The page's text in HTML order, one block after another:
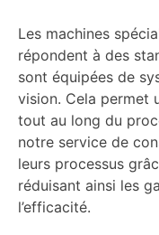
Les machines
répondent à des
sont équipées de
vision. Cela permet
tout au long du
notre service de
leurs processus
réduisant ainsi les
l’efficacité.